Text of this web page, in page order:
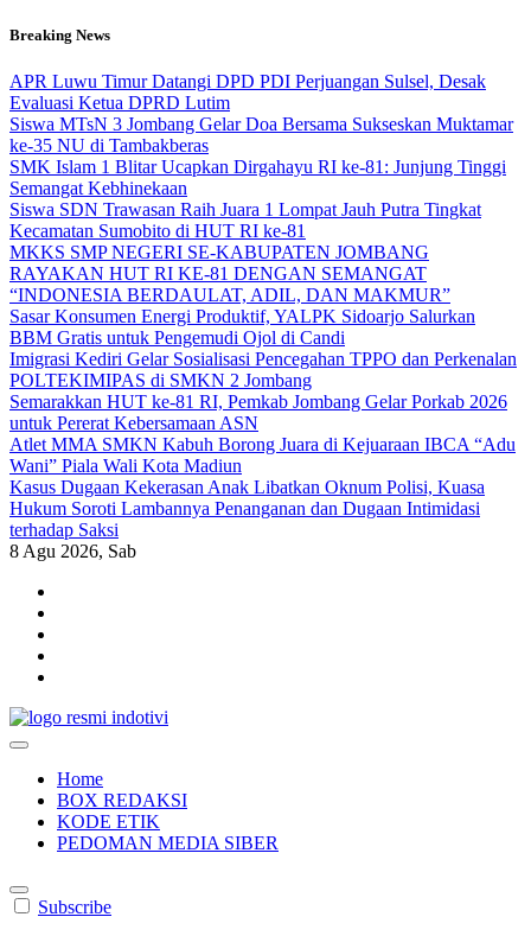
Skip
content
Breaking News
APR Luwu Timur Datangi DPD PDI Perjuangan Sulsel, Desak
Evaluasi Ketua DPRD Lutim
Siswa MTsN 3 Jombang Gelar Doa Bersama Sukseskan Muktamar
ke-35 NU di Tambakberas
SMK Islam 1 Blitar Ucapkan Dirgahayu RI ke-81: Junjung Tinggi
Semangat Kebhinekaan
Siswa SDN Trawasan Raih Juara 1 Lompat Jauh Putra Tingkat
Kecamatan Sumobito di HUT RI ke-81
MKKS SMP NEGERI SE-KABUPATEN JOMBANG
RAYAKAN HUT RI KE-81 DENGAN SEMANGAT
“INDONESIA BERDAULAT, ADIL, DAN MAKMUR”
Sasar Konsumen Energi Produktif, YALPK Sidoarjo Salurkan
BBM Gratis untuk Pengemudi Ojol di Candi
Imigrasi Kediri Gelar Sosialisasi Pencegahan TPPO dan Perkenalan
POLTEKIMIPAS di SMKN 2 Jombang
Semarakkan HUT ke-81 RI, Pemkab Jombang Gelar Porkab 2026
untuk Pererat Kebersamaan ASN
Atlet MMA SMKN Kabuh Borong Juara di Kejuaraan IBCA “Adu
Wani” Piala Wali Kota Madiun
Kasus Dugaan Kekerasan Anak Libatkan Oknum Polisi, Kuasa
Hukum Soroti Lambannya Penanganan dan Dugaan Intimidasi
terhadap Saksi
8 Agu 2026, Sab
Home
BOX REDAKSI
KODE ETIK
PEDOMAN MEDIA SIBER
Subscribe